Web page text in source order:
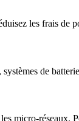
les frais de
de
micro-réseaux.